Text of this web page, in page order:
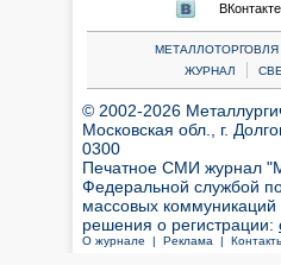
ВКонтакте
МЕТАЛЛОТОРГОВЛЯ
ЖУРНАЛ
|
© 2002-2026
Московская обл., г.
0300
Печатное СМИ журнал
Федеральной службой
массовых
решения о регистрации:
О журнале | Реклама |